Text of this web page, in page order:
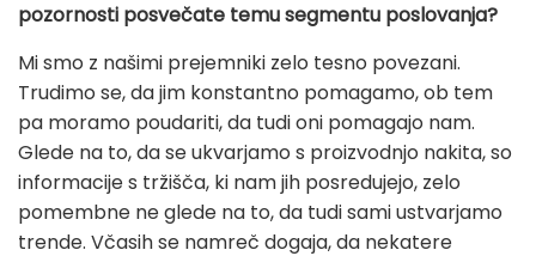
pozornosti posvečate temu segmentu poslovanja?
Mi smo z našimi prejemniki zelo tesno povezani.
Trudimo se, da jim konstantno pomagamo, ob tem
pa moramo poudariti, da tudi oni pomagajo nam.
Glede na to, da se ukvarjamo s proizvodnjo nakita, so
informacije s tržišča, ki nam jih posredujejo, zelo
pomembne ne glede na to, da tudi sami ustvarjamo
trende. Včasih se namreč dogaja, da nekatere